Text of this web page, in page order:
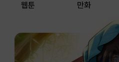
웹툰 만화